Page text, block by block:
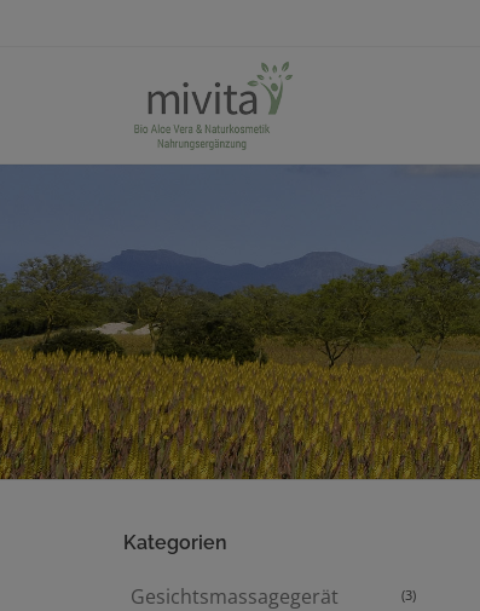
Kategorien
(3)
Gesichtsmassagegerät